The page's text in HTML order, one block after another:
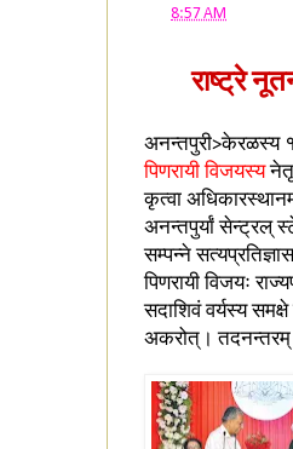
8:57 AM
राष्ट्रे
अनन्तपुरी>केरळस्य
पिणरायी विजयस्य
कृत्वा
अनन्तपुर्यां सेन्ट्रल्
सम्पन्ने
पिणरायी विजयः
सदाशिवं वर्यस्य समक्षे
अकरोत्। तदनन्तरम्